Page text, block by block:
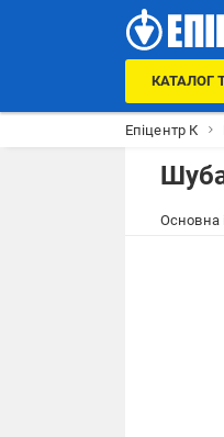
КАТАЛОГ
Епіцентр К
Основна